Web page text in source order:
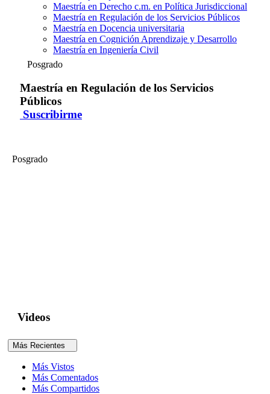
Maestría en Derecho c.m. en Política Jurisdiccional
Maestría en Regulación de los Servicios Públicos
Maestría en Docencia universitaria
Maestría en Cognición Aprendizaje y Desarrollo
Maestría en Ingeniería Civil
Posgrado
Maestría en Regulación de los Servicios
Públicos
Suscribirme
Posgrado
Videos
Más Recientes
Más Vistos
Más Comentados
Más Compartidos